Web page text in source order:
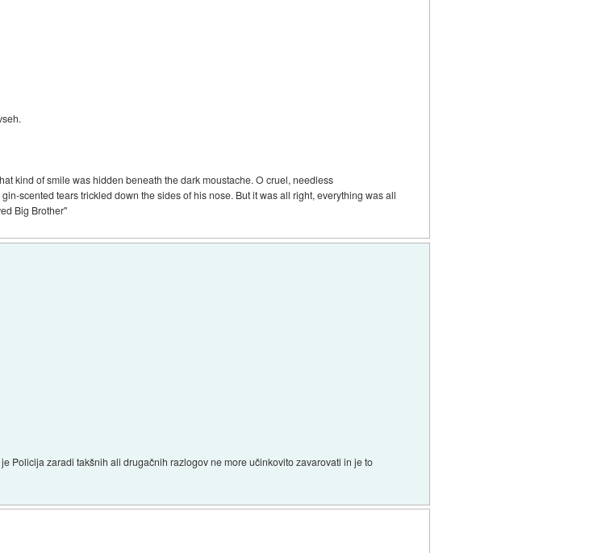
kind of smile was hidden beneath the dark moustache. O cruel, needless
scented tears trickled down the sides of his nose. But it was all right, everything was all
Big Brother"
Policija zaradi takšnih ali drugačnih razlogov ne more učinkovito zavarovati in je to